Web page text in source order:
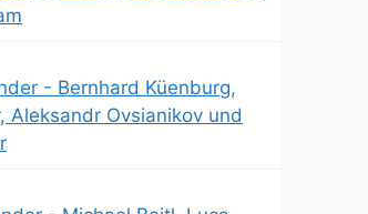
- Bernhard Küenburg,
Aleksandr Ovsianikov und